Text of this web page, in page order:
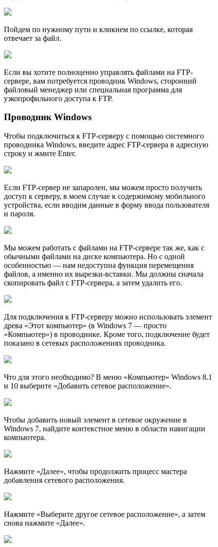
Пойдем по нужному пути и кликнем по ссылке, которая
отвечает за файл.
Если вы хотите полноценно управлять файлами на FTP-
сервере, вам потребуется проводник Windows, сторонний
файловый менеджер или специальная программа для
узкопрофильного доступа к FTP.
Проводник Windows
Чтобы подключиться к FTP-серверу с помощью системного
проводника Windows, введите адрес FTP-сервера в адресную
строку и жмите Enter.
Если FTP-сервер не запаролен, мы можем просто получить
доступ к серверу, в моем случае к содержимому мобильного
устройства, если вводим данные в форму ввода пользователя
и пароля.
Мы можем работать с файлами на FTP-сервере так же, как с
обычными файлами на диске компьютера. Но с одной
особенностью — нам недоступна функция перемещения
файлов, а именно их вырезки-вставки. Мы должны сначала
скопировать файл с FTP-сервера, а затем удалить его.
Для подключения к FTP-серверу можно использовать элемент
древа «Этот компьютер» (в Windows 7 — просто
«Компьютер») в проводнике. Кроме того, подключение будет
показано в сетевых расположениях проводника.
Что для этого необходимо? В меню «Компьютер» Windows 8.1
и 10 выберите «Добавить сетевое расположение».
Чтобы добавить новый элемент в сетевое окружение в
Windows 7, найдите контекстное меню в области навигации
компьютера.
Нажмите «Далее», чтобы продолжить процесс мастера
добавления сетевого расположения.
Нажмите «Выберите другое сетевое расположение», а затем
снова нажмите «Далее».